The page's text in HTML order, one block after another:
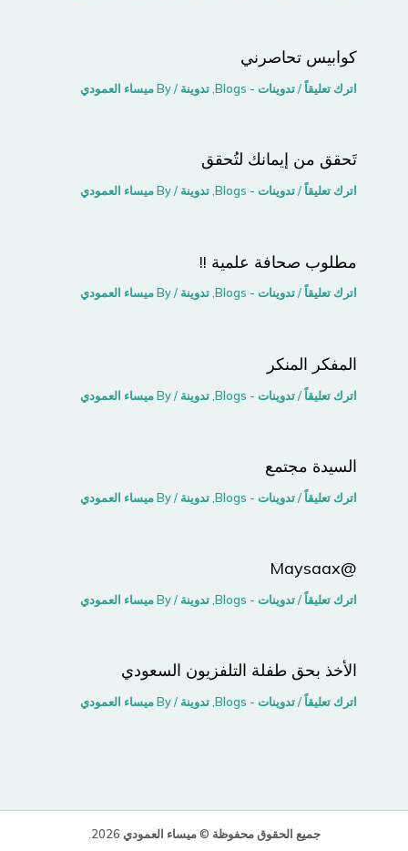
كوابيس تحاصرني
اترك تعليقاً /تدوينات - Blogs ,تدوينة / By ميساء العمودي
تَحقق من إيمانك لتُحقق
اترك تعليقاً /تدوينات - Blogs ,تدوينة / By ميساء العمودي
مطلوب صحافة علمية !!
اترك تعليقاً /تدوينات - Blogs ,تدوينة / By ميساء العمودي
المفكر المنكر
اترك تعليقاً /تدوينات - Blogs ,تدوينة / By ميساء العمودي
السيدة مجتمع
اترك تعليقاً /تدوينات - Blogs ,تدوينة / By ميساء العمودي
@Maysaax
اترك تعليقاً /تدوينات - Blogs ,تدوينة / By ميساء العمودي
الأخذ بحق طفلة التلفزيون السعودي
اترك تعليقاً /تدوينات - Blogs ,تدوينة / By ميساء العمودي
جميع الحقوق محفوظة © ميساء العمودي 2026 .